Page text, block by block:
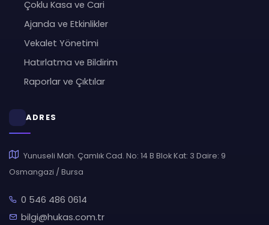
Çoklu Kasa ve Cari
Ajanda ve Etkinlikler
Vekalet Yönetimi
Hatırlatma ve Bildirim
Raporlar ve Çıktılar
ADRES
Yunuseli Mah. Çamlık Cad. No: 14 B Blok Kat: 3 Daire: 9
Osmangazi / Bursa
0 546 486 0614
bilgi@hukas.com.tr